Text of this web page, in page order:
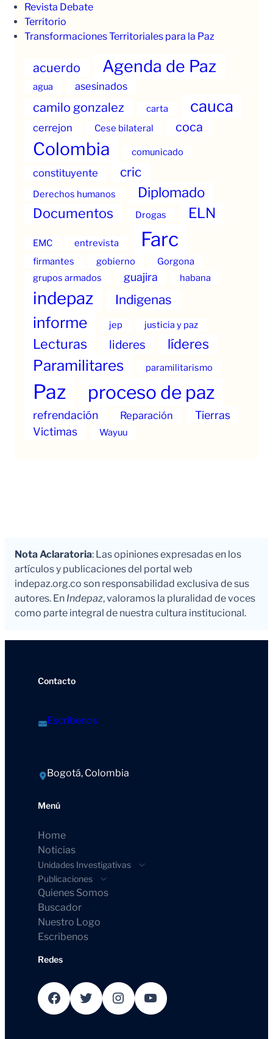
Revista Debate
Territorio
Transformaciones Territoriales para la Paz
acuerdo Agenda de Paz
agua asesinados
camilo gonzalez carta cauca
cerrejon Cese bilateral coca
Colombia comunicado
constituyente cric
Derechos humanos Diplomado
Documentos Drogas ELN
EMC entrevista Farc
firmantes gobierno
Gorgona
grupos armados
guajira habana
indepaz Indigenas
informe jep justicia y paz
Lecturas lideres líderes
Paramilitares paramilitarismo
Paz proceso de paz
refrendación Reparación
Tierras
Victimas
Wayuu
Nota Aclaratoria: Las opiniones expresadas en los
artículos y publicaciones del portal web
indepaz.org.co son responsabilidad exclusiva de sus
autores. En Indepaz, valoramos la pluralidad de voces
como parte integral de nuestra cultura institucional.
Contacto
Escríbenos
Bogotá, Colombia
Menú
Home
Noticias
Unidades Investigativas
Publicaciones
Quienes Somos
Buscador
Nuestro Logo
Escribenos
Redes
Facebook Twitter Instagram YouTube